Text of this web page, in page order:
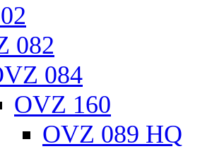
082
084
OVZ 160
OVZ 089 HQ